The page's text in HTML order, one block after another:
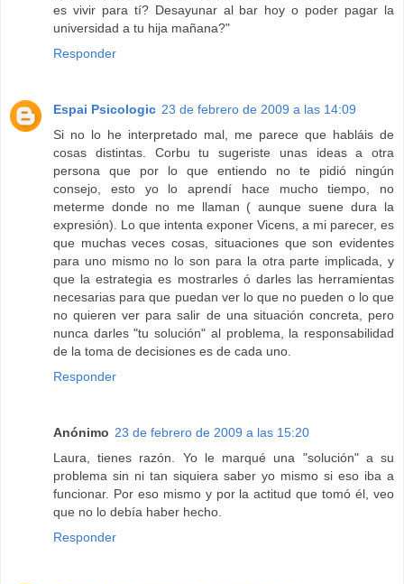
es vivir para tí? Desayunar al bar hoy o poder pagar la
universidad a tu hija mañana?"
Responder
Espai Psicologic 23 de febrero de 2009 a las 14:09
Si no lo he interpretado mal, me parece que habláis de
cosas distintas. Corbu tu sugeriste unas ideas a otra
persona que por lo que entiendo no te pidió ningún
consejo, esto yo lo aprendí hace mucho tiempo, no
meterme donde no me llaman ( aunque suene dura la
expresión). Lo que intenta exponer Vicens, a mi parecer, es
que muchas veces cosas, situaciones que son evidentes
para uno mismo no lo son para la otra parte implicada, y
que la estrategia es mostrarles ó darles las herramientas
necesarias para que puedan ver lo que no pueden o lo que
no quieren ver para salir de una situación concreta, pero
nunca darles "tu solución" al problema, la responsabilidad
de la toma de decisiones es de cada uno.
Responder
Anónimo 23 de febrero de 2009 a las 15:20
Laura, tienes razón. Yo le marqué una "solución" a su
problema sin ni tan siquiera saber yo mismo si eso iba a
funcionar. Por eso mismo y por la actitud que tomó él, veo
que no lo debía haber hecho.
Responder